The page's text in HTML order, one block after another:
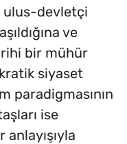
ulus-devletçi
ve
bir mühür
siyaset
paradigmasının
ise